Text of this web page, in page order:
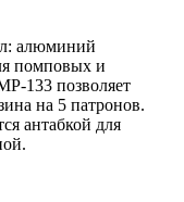
алюминий
помповых и
133 позволяет
на 5 патронов.
антабкой для